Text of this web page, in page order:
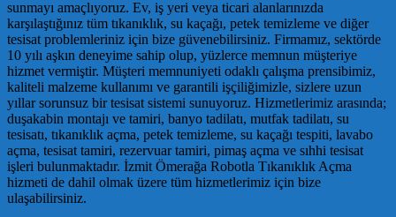
sunmayı amaçlıyoruz. Ev, iş yeri veya ticari alanlarınızda
karşılaştığınız tüm tıkanıklık, su kaçağı, petek temizleme ve diğer
tesisat problemleriniz için bize güvenebilirsiniz. Firmamız, sektörde
10 yılı aşkın deneyime sahip olup, yüzlerce memnun müşteriye
hizmet vermiştir. Müşteri memnuniyeti odaklı çalışma prensibimiz,
kaliteli malzeme kullanımı ve garantili işçiliğimizle, sizlere uzun
yıllar sorunsuz bir tesisat sistemi sunuyoruz. Hizmetlerimiz arasında;
duşakabin montajı ve tamiri, banyo tadilatı, mutfak tadilatı, su
tesisatı, tıkanıklık açma, petek temizleme, su kaçağı tespiti, lavabo
açma, tesisat tamiri, rezervuar tamiri, pimaş açma ve sıhhi tesisat
işleri bulunmaktadır. İzmit Ömerağa Robotla Tıkanıklık Açma
hizmeti de dahil olmak üzere tüm hizmetlerimiz için bize
ulaşabilirsiniz.